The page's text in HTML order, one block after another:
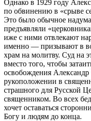
Однако в 1929 году
по обвинению в «срыве
Это было обычное
предъявляли
иже с ними отвлекают
именно — призывают в
храм на молитву. Суд на
вместо того, чтобы
освобождения
рукоположении в
страшного для Русской
священником. Во всех
хочет оставаться
Богу и людям до конца.